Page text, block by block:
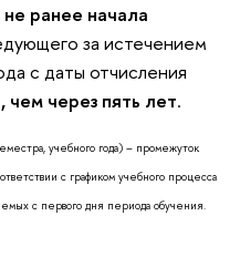
не ранее начала
за истечением
с даты отчисления
чем через пять лет.
учебного года) – промежуток
с графиком учебного процесса
с первого дня периода обучения.